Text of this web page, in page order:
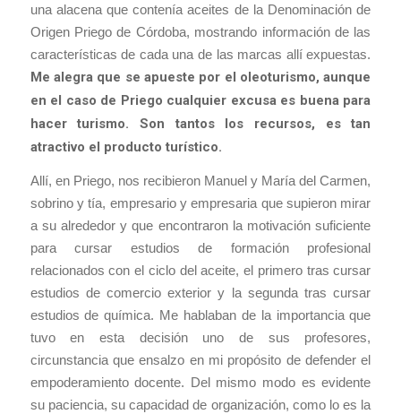
una alacena que contenía aceites de la Denominación de
Origen Priego de Córdoba, mostrando información de las
características de cada una de las marcas allí expuestas.
Me alegra que se apueste por el oleoturismo, aunque
en el caso de Priego cualquier excusa es buena para
hacer turismo. Son tantos los recursos, es tan
atractivo el producto turístico.
Allí, en Priego, nos recibieron Manuel y María del Carmen,
sobrino y tía, empresario y empresaria que supieron mirar
a su alrededor y que encontraron la motivación suficiente
para cursar estudios de formación profesional
relacionados con el ciclo del aceite, el primero tras cursar
estudios de comercio exterior y la segunda tras cursar
estudios de química. Me hablaban de la importancia que
tuvo en esta decisión uno de sus profesores,
circunstancia que ensalzo en mi propósito de defender el
empoderamiento docente. Del mismo modo es evidente
su paciencia, su capacidad de organización, como lo es la